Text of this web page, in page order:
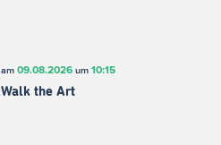
am 09.08.2026um 10:15
Walk the Art